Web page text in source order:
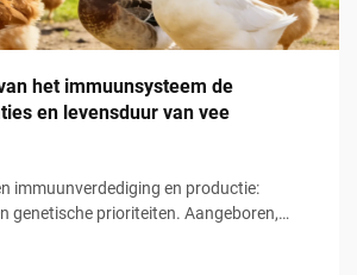
het immuunsysteem de
en levensduur van vee
immuunverdediging en productie:
genetische prioriteiten. Aangeboren,